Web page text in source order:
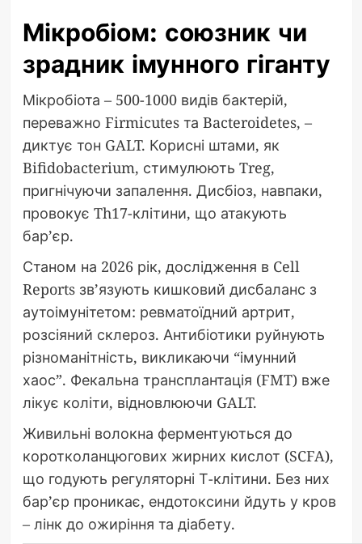
Мікробіом: союзник чи
зрадник імунного гіганту
Мікробіота – 500-1000 видів бактерій,
переважно Firmicutes та Bacteroidetes, –
диктує тон GALT. Корисні штами, як
Bifidobacterium, стимулюють Treg,
пригнічуючи запалення. Дисбіоз, навпаки,
провокує Th17-клітини, що атакують
бар’єр.
Станом на 2026 рік, дослідження в Cell
Reports зв’язують кишковий дисбаланс з
аутоімунітетом: ревматоїдний артрит,
розсіяний склероз. Антибіотики руйнують
різноманітність, викликаючи “імунний
хаос”. Фекальна трансплантація (FMT) вже
лікує коліти, відновлюючи GALT.
Живильні волокна ферментуються до
коротколанцюгових жирних кислот (SCFA),
що годують регуляторні Т-клітини. Без них
бар’єр проникає, ендотоксини йдуть у кров
– лінк до ожиріння та діабету.